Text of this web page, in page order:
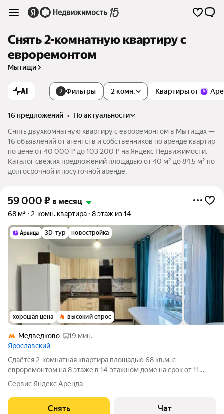
Снять 2-комнатную квартиру с
евроремонтом
Мытищи
AI 2 Фильтры Квартиры от
2 комн.
16 предложений •
по актуальности
Снять двухкомнатную квартиру с евроремонтом в Мытищах —
16 объявлений от агентств и собственников по аренде квартир
по цене от 40 000 ₽ до 103 200 ₽ на Яндекс Недвижимости.
Каталог свежих предложений площадью от 40 м² до 84,5 м² по
долгосрочной и посуточной аренде.
59 000 ₽ в месяц
68 м² 2-комн. квартира 8 этаж из 14
3D-тур новостройка
хорошая цена высокий спрос
Медведково
19 мин.
Ярославский
Сдаётся 2-комнатная квартира площадью 68 кв.м. с
евроремонтом на 8 этаже в 14-этажном доме на срок от 11
месяцев. Из техники есть: Духовой шкаф Стиральная машина
Холодильник Дом - монолитный, окна выходят во двор и на
улицу. В подъезде 2 лифта - 1
Сервис Яндекс Аренда
Снять Чат